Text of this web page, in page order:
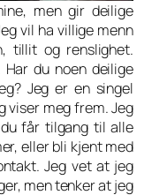
men gir deilige
vil ha villige menn
tillit og renslighet.
du noen deilige
Jeg er en singel
viser meg frem. Jeg
får tilgang til alle
eller bli kjent med
Jeg vet at jeg
men tenker at jeg